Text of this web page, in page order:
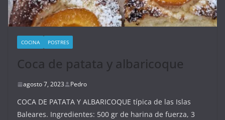
COCINA POSTRES
Coca de patata y albaricoque
agosto 7, 2023 Pedro
COCA DE PATATA Y ALBARICOQUE típica de las Islas
Baleares. Ingredientes: 500 gr de harina de fuerza, 3